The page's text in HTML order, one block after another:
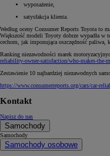
wyposażenie,
satysfakcja klienta.
Według oceny Consumer Reports Toyota to
Większość modeli Toyoty dobrze wypadła w
cechom, jak imponująca oszczędność paliwa,
Ranking niezawodności marek
reliability-owner-satisfaction/who-makes-the-
Zestawienie 10 najbardziej niezawodnych
https://www.consumerreports.org/cars/car-
Kontakt
Napisz do nas
Samochody
Samochody
Samochody osobowe